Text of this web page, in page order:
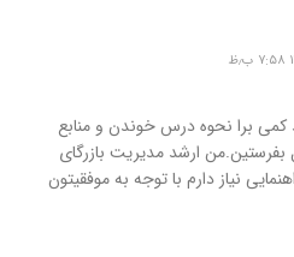
کمی برا نحوه درس خوندن و منابع
بفرستین.من ارشد مدیریت بازرگای
نیاز دارم با توجه به موفقیتون